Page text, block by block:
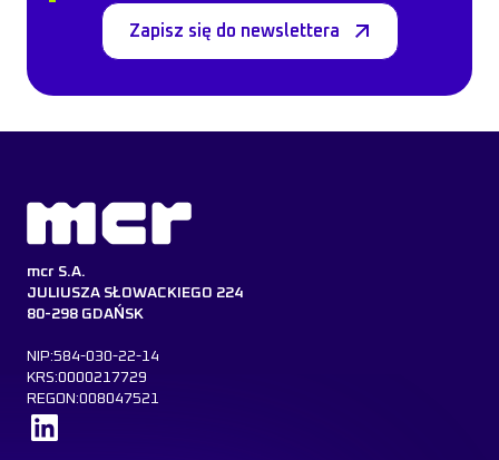
Zapisz się do newslettera
mcr S.A.
JULIUSZA SŁOWACKIEGO 224
80-298 GDAŃSK
NIP:584-030-22-14
KRS:0000217729
REGON:008047521